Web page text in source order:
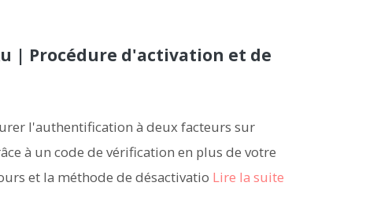
| Procédure d'activation et de
l'authentification à deux facteurs sur
à un code de vérification en plus de votre
et la méthode de désactivatio Lire la suite